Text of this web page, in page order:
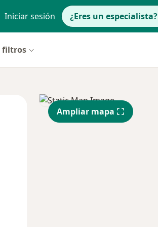
Iniciar sesión ¿Eres un especialista?
filtros
Mié
12 Ago
Jue
13 Ago
Ampliar mapa